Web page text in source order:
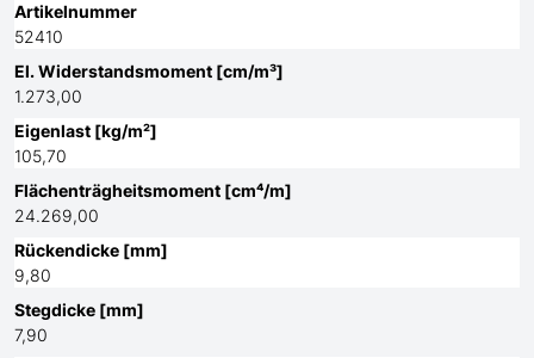
Artikelnummer
52410
El. Widerstandsmoment [cm/m³]
1.273,00
Eigenlast [kg/m²]
105,70
Flächenträgheitsmoment [cm⁴/m]
24.269,00
Rückendicke [mm]
9,80
Stegdicke [mm]
7,90